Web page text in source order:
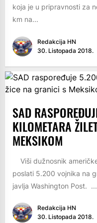
koja je u pripravnosti za
km na...
Redakcija HN
30. Listopada 2018.
SAD
KILOMETARA
MEKSIKOM
Viši dužnosnik
poslati 5.200 vojnika na
javlja Washington Post. ...
Redakcija HN
30. Listopada 2018.